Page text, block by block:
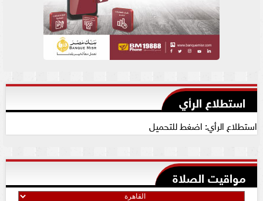
استطلاع الرأي
استطلاع الرأي: اضغط للتحميل
مواقيت الصلاة